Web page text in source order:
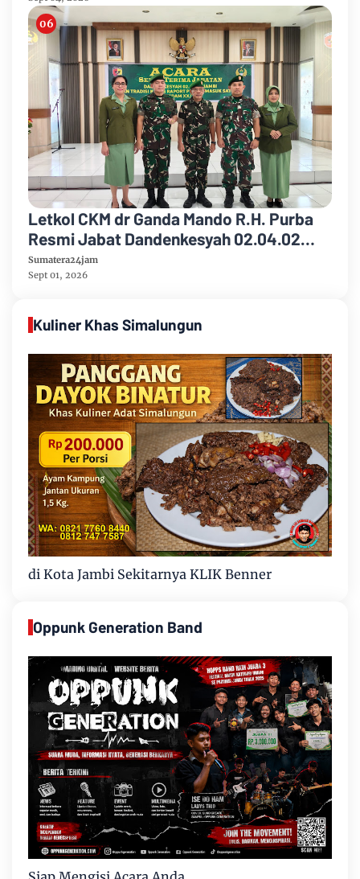
Letkol CKM dr Ganda Mando R.H. Purba
Resmi Jabat Dandenkesyah 02.04.02
Jambi, Awal Penugasan Diwarnai Misi
Satgas ke Mesir
Sumatera24jam
Sept 01, 2026
Kuliner Khas Simalungun
di Kota Jambi Sekitarnya KLIK Benner
Oppunk Generation Band